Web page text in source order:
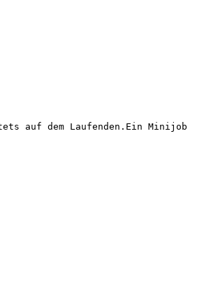
auf dem Laufenden.Ein Minijob